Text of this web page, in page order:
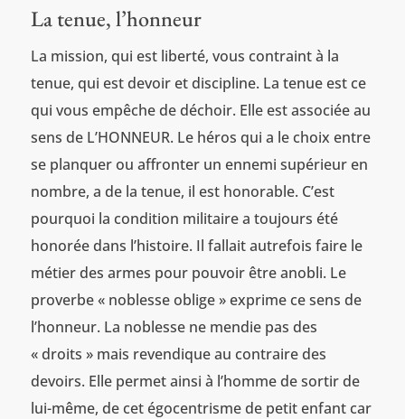
La tenue, l’honneur
La mission, qui est liberté, vous contraint à la
tenue, qui est devoir et discipline. La tenue est ce
qui vous empêche de déchoir. Elle est associée au
sens de L’HONNEUR. Le héros qui a le choix entre
se planquer ou affronter un ennemi supérieur en
nombre, a de la tenue, il est honorable. C’est
pourquoi la condition militaire a toujours été
honorée dans l’histoire. Il fallait autrefois faire le
métier des armes pour pouvoir être anobli. Le
proverbe « noblesse oblige » exprime ce sens de
l’honneur. La noblesse ne mendie pas des
« droits » mais revendique au contraire des
devoirs. Elle permet ainsi à l’homme de sortir de
lui-même, de cet égocentrisme de petit enfant car